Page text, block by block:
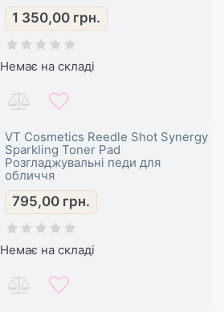
1 350,00 грн.
Немає на складі
VT Cosmetics Reedle Shot Synergy
Sparkling Toner Pad
Розгладжувальні педи для
обличчя
795,00 грн.
Немає на складі